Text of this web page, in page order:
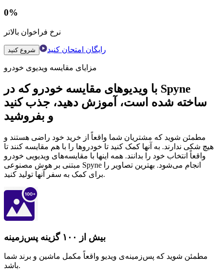
0%
نرخ فراخوان بالاتر
شروع کنید رایگان امتحان کنید
مزایای مقایسه ویدیوی خودرو
با ویدیوهای مقایسه خودرو که در Spyne
ساخته شده است، آموزش دهید، جذب کنید
و بفروشید
مطمئن شوید که مشتریان شما واقعاً از خرید خود راضی هستند و
هیچ شکی ندارند. به آنها کمک کنید تا خودروها را با هم مقایسه کنند تا
واقعاً انتخاب خود را بدانند. همه اینها با مقایسه‌های ویدیویی خودرو
مبتنی بر هوش مصنوعی Spyne انجام می‌شود. بهترین تصاویر را
برای کمک به سفر آنها تولید کنید.
بیش از ۱۰۰ گزینه پس‌زمینه
مطمئن شوید که پس‌زمینه‌ی ویدیو واقعاً مکمل ماشین و برند شما
باشد.